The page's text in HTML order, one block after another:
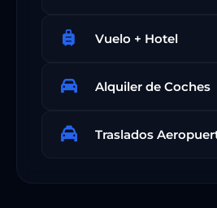
Vuelo + Hotel
Alquiler de Coches
Traslados